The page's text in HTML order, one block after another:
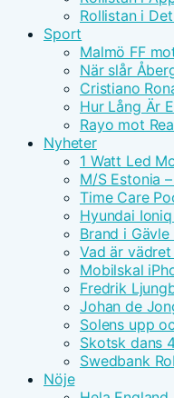
Rollistan i
Sport
Malmö FF
När slår
Cristiano
Hur Lång Är
Rayo mot
Nyheter
1 Watt Led
M/S Estonia
Time Care
Hyundai
Brand i
Vad är
Mobilskal
Fredrik
Johan de
Solens upp
Skotsk dans
Swedbank
Nöje